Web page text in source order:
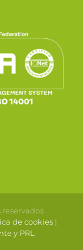
reservados
de cookies |
y PRL